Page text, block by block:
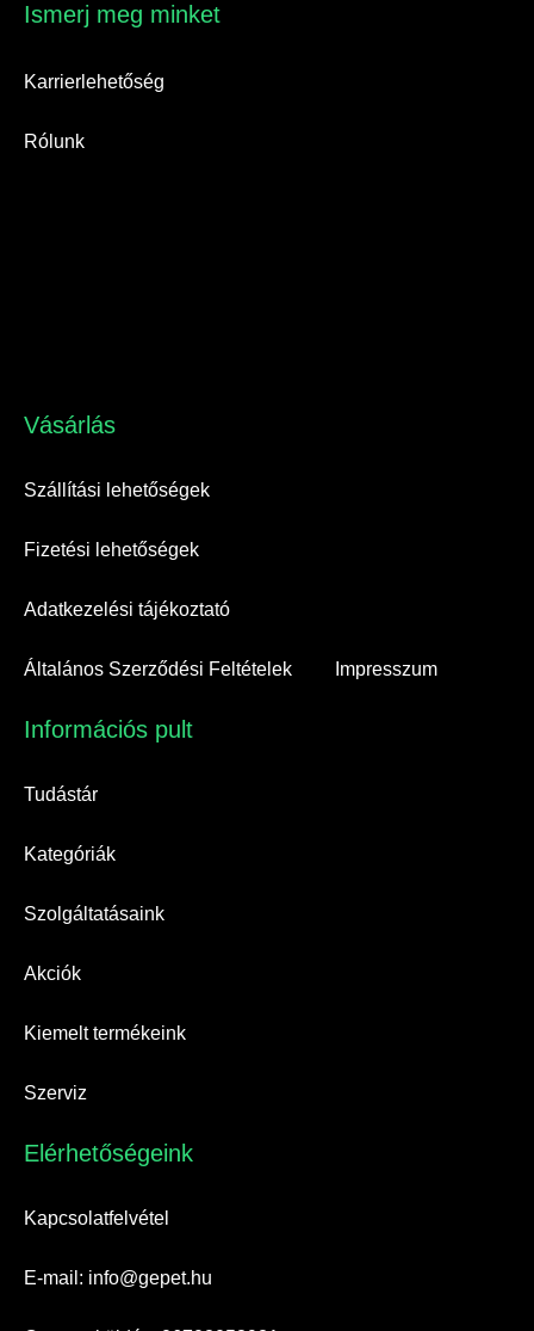
Ismerj meg minket​
Karrierlehetőség
Rólunk
Vásárlás​
Szállítási lehetőségek
Fizetési lehetőségek
Adatkezelési tájékoztató
Általános Szerződési Feltételek Impresszum
Információs pult​
Tudástár
Kategóriák
Szolgáltatásaink
Akciók
Kiemelt termékeink
Szerviz
Elérhetőségeink​
Kapcsolatfelvétel
E-mail: info@gepet.hu